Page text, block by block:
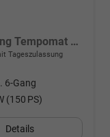
Essence Verkehrszeichenerkennung Tempomat 2-Zonen Klimaauto. LED-Scheinwerfer
Tageszulassung
6-Gang
(150 PS)
Details